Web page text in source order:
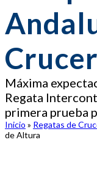
Máxima
Regata
primera prueba
Inicio » Regatas de
de Altura